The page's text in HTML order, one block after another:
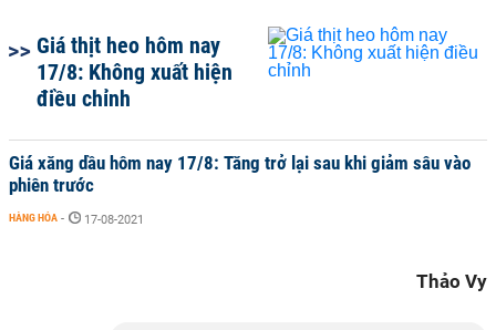
Giá thịt heo hôm nay
17/8: Không xuất hiện
điều chỉnh
Giá xăng dầu hôm nay 17/8: Tăng trở lại sau khi giảm sâu vào
phiên trước
HÀNG HÓA - 17-08-2021
Thảo Vy